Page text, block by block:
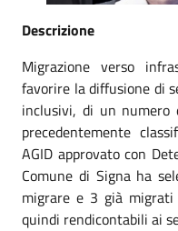
Descrizione
Migrazione verso
favorire la diffusione di
inclusivi, di un
precedentemente
AGID approvato con
Comune di Signa ha
migrare e 3 già
quindi rendicontabili ai